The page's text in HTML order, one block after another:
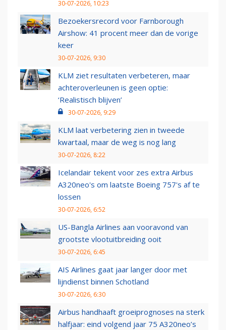
30-07-2026, 10:23
Bezoekersrecord voor Farnborough
Airshow: 41 procent meer dan de vorige
keer
30-07-2026, 9:30
KLM ziet resultaten verbeteren, maar
achteroverleunen is geen optie:
‘Realistisch blijven’
30-07-2026, 9:29
KLM laat verbetering zien in tweede
kwartaal, maar de weg is nog lang
30-07-2026, 8:22
Icelandair tekent voor zes extra Airbus
A320neo's om laatste Boeing 757's af te
lossen
30-07-2026, 6:52
US-Bangla Airlines aan vooravond van
grootste vlootuitbreiding ooit
30-07-2026, 6:45
AIS Airlines gaat jaar langer door met
lijndienst binnen Schotland
30-07-2026, 6:30
Airbus handhaaft groeiprognoses na sterk
halfjaar: eind volgend jaar 75 A320neo’s